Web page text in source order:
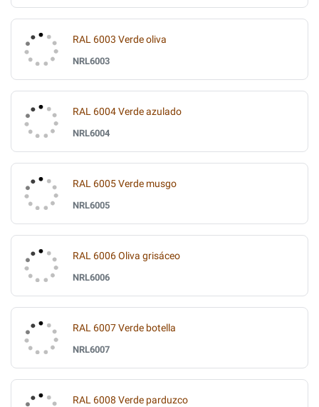
RAL 6003 Verde oliva
NRL6003
RAL 6004 Verde azulado
NRL6004
RAL 6005 Verde musgo
NRL6005
RAL 6006 Oliva grisáceo
NRL6006
RAL 6007 Verde botella
NRL6007
RAL 6008 Verde parduzco